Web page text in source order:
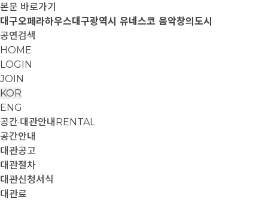
본문 바로가기
대구오페라하우스대구광역시 유네스코 음악창의도시
공연검색
HOME
LOGIN
JOIN
KOR
ENG
공간·대관안내 RENTAL
공간안내
대관공고
대관절차
대관신청서식
대관료